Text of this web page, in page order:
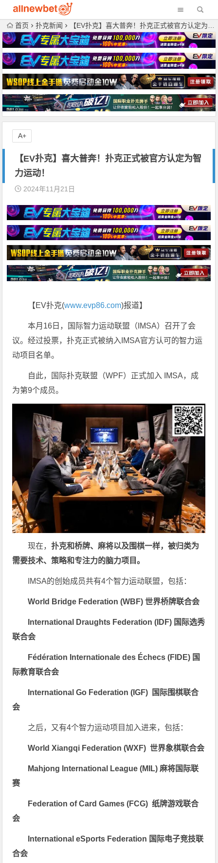
首页 扑克新闻 【EV扑克】喜大普奔！扑克正式被官方认定为智力运动！
【EV扑克】喜大普奔！扑克正式被官方认定为智
力运动！
2024年11月21日
【EV扑克(www.evp86.com)报道】
本月16日，国际智力运动联盟（IMSA）召开了会
议。经过投票，扑克正式被纳入IMSA官方认可的智力运
动项目名单。
自此，国际扑克联盟（WPF）正式加入 IMSA，成
为第9个成员。
现在，扑克和桥牌、麻将以及围棋一样，被归类为
需要技术、策略和专注力的脑力项目。
IMSA的创始成员共有4个智力运动联盟，包括：
World Bridge Federation (WBF)世界桥牌联合会
International Draughts Federation (IDF) 国际选秀
联合会
Fédération Internationale des Échecs (FIDE) 国
际教育联合会
International Go Federation (IGF)
国际围棋联合
会
之后，又有4个智力运动项目加入进来，包括：
World Xiangqi Federation (WXF)世界象棋联合会
Mahjong International League (MIL) 麻将国际联
赛
Federation of Card Games (FCG)纸牌游戏联合
会
International eSports Federation 国际电子竞技联
合会
A+